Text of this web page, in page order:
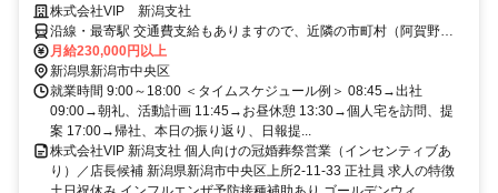
も大歓迎です！インセンティブありでしっかり稼げます！育休、産休取
得実績あり！男女共に活躍中！面接率100％、長期で安心して働く事が
出来ます！新規施設も続々オープン！勤務地の希望もOK！
株式会社VIP 新潟支社
沿線・最寄駅 交通費支給もありますので、近隣の市町村（阿賀野
市、新発田市など）からの応募も歓迎です！
月給230,000円以上
新潟県新潟市中央区
就業時間 9:00～18:00 ＜タイムスケジュール例＞ 08:45→出社
09:00→朝礼、活動計画 11:45→お昼休憩 13:30→個人宅を訪問、提
案 17:00→帰社、本日の振り返り、日報提...
株式会社VIP 新潟支社 個人向けの冠婚葬祭営業（インセンティブあ
り）／店長候補 新潟県新潟市中央区上所2-11-33 正社員 求人の特徴